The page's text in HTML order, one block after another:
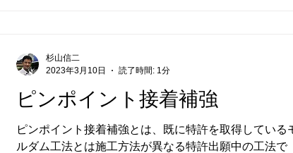
ピンポイント接着補強
ピンポイント接着補強とは、既に特許を取得している
ルダム工法とは施工方法が異なる特許出願中の工法で
杉山信二
2023年3月10日
読了時間: 1分